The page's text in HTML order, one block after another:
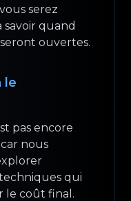
serez
savoir quand
ouvertes.
le
pas encore
nous
qui
le coût final.